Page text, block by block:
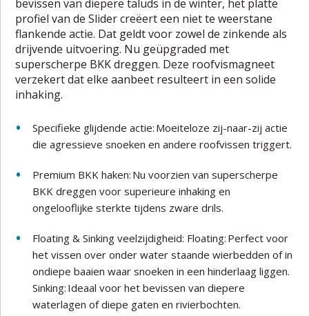
bevissen van diepere taluds in de winter, het platte
profiel van de Slider creëert een niet te weerstane
flankende actie. Dat geldt voor zowel de zinkende als
drijvende uitvoering. Nu geüpgraded met
superscherpe BKK dreggen. Deze roofvismagneet
verzekert dat elke aanbeet resulteert in een solide
inhaking.
Specifieke glijdende actie: Moeiteloze zij-naar-zij actie
die agressieve snoeken en andere roofvissen triggert.
Premium BKK haken: Nu voorzien van superscherpe
BKK dreggen voor superieure inhaking en
ongelooflijke sterkte tijdens zware drils.
Floating & Sinking veelzijdigheid: Floating: Perfect voor
het vissen over onder water staande wierbedden of in
ondiepe baaien waar snoeken in een hinderlaag liggen.
Sinking: Ideaal voor het bevissen van diepere
waterlagen of diepe gaten en rivierbochten.